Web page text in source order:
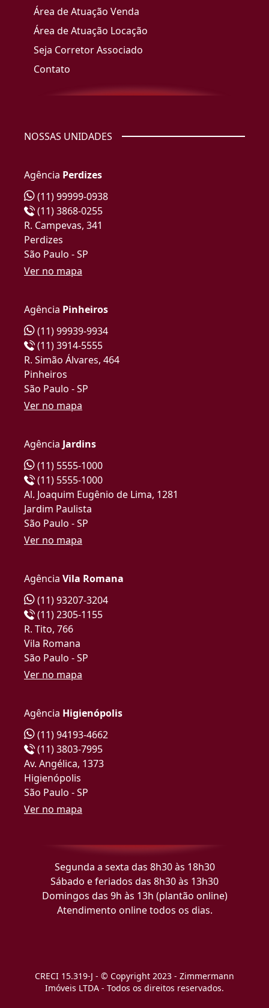
Área de Atuação Venda
Área de Atuação Locação
Seja Corretor Associado
Contato
NOSSAS UNIDADES
Agência Perdizes
(11) 99999-0938
(11) 3868-0255
R. Campevas, 341
Perdizes
São Paulo - SP
Ver no mapa
Agência Pinheiros
(11) 99939-9934
(11) 3914-5555
R. Simão Álvares, 464
Pinheiros
São Paulo - SP
Ver no mapa
Agência Jardins
(11) 5555-1000
(11) 5555-1000
Al. Joaquim Eugênio de Lima, 1281
Jardim Paulista
São Paulo - SP
Ver no mapa
Agência Vila Romana
(11) 93207-3204
(11) 2305-1155
R. Tito, 766
Vila Romana
São Paulo - SP
Ver no mapa
Agência Higienópolis
(11) 94193-4662
(11) 3803-7995
Av. Angélica, 1373
Higienópolis
São Paulo - SP
Ver no mapa
Segunda a sexta das 8h30 às 18h30
Sábado e feriados das 8h30 às 13h30
Domingos das 9h às 13h (plantão online)
Atendimento online todos os dias.
CRECI 15.319-J - © Copyright 2023 - Zimmermann
Imóveis LTDA - Todos os direitos reservados.